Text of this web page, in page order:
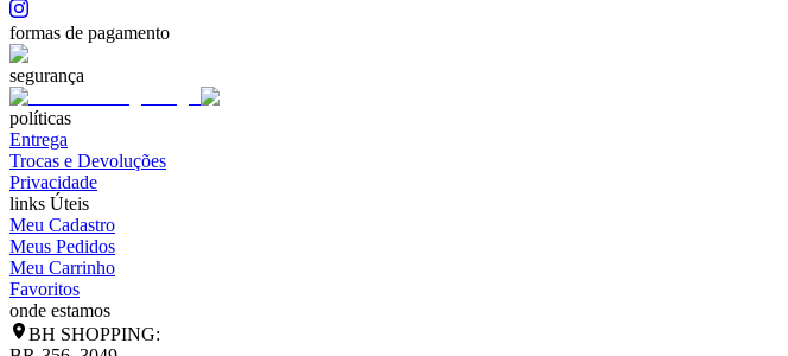
formas de pagamento
segurança
políticas
Entrega
Trocas e Devoluções
Privacidade
links Úteis
Meu Cadastro
Meus Pedidos
Meu Carrinho
Favoritos
onde estamos
BH SHOPPING: